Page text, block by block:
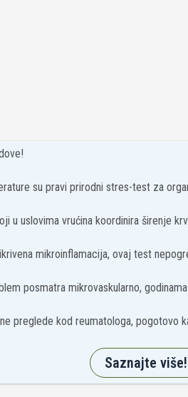
su pravi prirodni stres-test za
u uslovima vrućina koordinira širenje
mikroinflamacija, ovaj test
posmatra mikrovaskularno,
preglede kod reumatologa, pogotovo
Saznajte više!